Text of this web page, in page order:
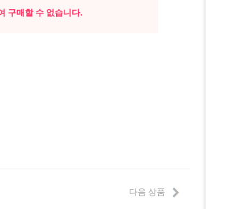
구매할 수 없습니다.
다음 상품